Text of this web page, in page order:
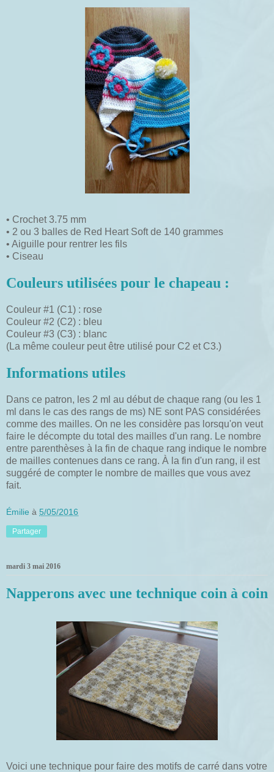
• Crochet 3.75 mm
• 2 ou 3 balles de Red Heart Soft de 140 grammes
• Aiguille pour rentrer les fils
• Ciseau
Couleurs utilisées pour le chapeau :
Couleur #1 (C1) : rose
Couleur #2 (C2) : bleu
Couleur #3 (C3) : blanc
(La même couleur peut être utilisé pour C2 et C3.)
Informations utiles
Dans ce patron, les 2 ml au début de chaque rang (ou les 1
ml dans le cas des rangs de ms) NE sont PAS considérées
comme des mailles. On ne les considère pas lorsqu'on veut
faire le décompte du total des mailles d'un rang. Le nombre
entre parenthèses à la fin de chaque rang indique le nombre
de mailles contenues dans ce rang. À la fin d'un rang, il est
suggéré de compter le nombre de mailles que vous avez
fait.
Émilie à 5/05/2016
Partager
mardi 3 mai 2016
Napperons avec une technique coin à coin
Voici une technique pour faire des motifs de carré dans votre